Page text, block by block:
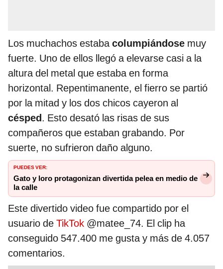
Los muchachos estabacolumpiándose muy
fuerte. Uno de ellos llegó a elevarse casi a la
altura del metal que estaba en forma
horizontal. Repentimanente, el fierro se partió
por la mitad y los dos chicos cayeron al
césped. Esto desató las risas de sus
compañeros que estaban grabando. Por
suerte, no sufrieron daño alguno.
PUEDES VER:
Gato y loro protagonizan divertida pelea en medio de
la calle
Este divertido video fue compartido por el
usuario de TikTok @matee_74. El clip ha
conseguido 547.400 me gusta y más de 4.057
comentarios.